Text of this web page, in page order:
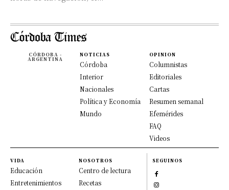
CÓRDOBA -
ARGENTINA
NOTICIAS
Córdoba
Interior
Nacionales
Política y Economía
Mundo
OPINION
Columnistas
Editoriales
Cartas
Resumen semanal
Efemérides
FAQ
Videos
VIDA
Educación
Entretenimientos
NOSOTROS
Centro de lectura
Recetas
SEGUINOS